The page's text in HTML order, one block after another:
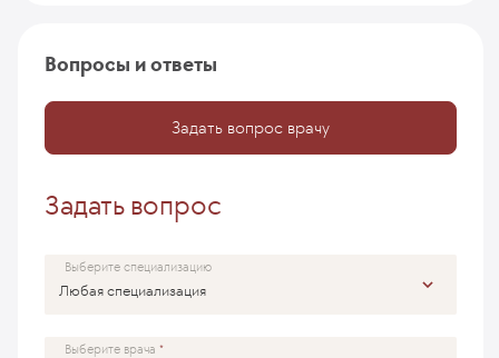
Вопросы и ответы
Задать вопрос врачу
Задать вопрос
Выберите специализацию
Выберите врача